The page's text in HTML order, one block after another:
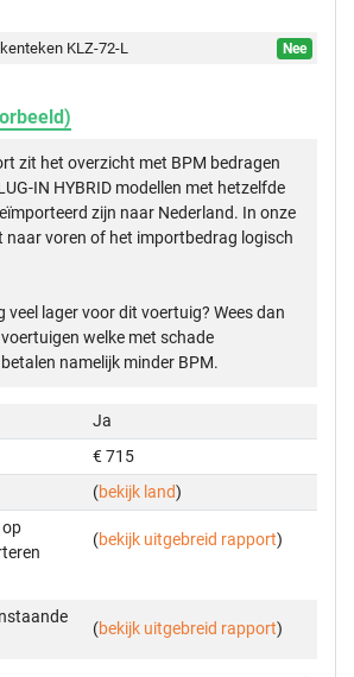
KLZ-72-L
Nee
zit het overzicht met BPM bedragen
IN HYBRID modellen met hetzelfde
zijn naar Nederland. In onze
naar voren of het importbedrag logisch
veel lager voor dit voertuig? Wees dan
welke met schade
namelijk minder BPM.
Ja
€ 715
(bekijk land)
op
(bekijk uitgebreid rapport)
(bekijk uitgebreid rapport)